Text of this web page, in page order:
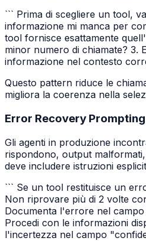
``` Prima di scegliere un tool,
informazione mi manca per
tool fornisce esattamente
minor numero di chiamate? 3.
informazione nel contesto
Questo pattern riduce le
migliora la coerenza nella
Error Recovery Prompting
Gli agenti in produzione
rispondono, output
deve includere istruzioni
``` Se un tool restituisce un
Non riprovare più di 2 volte
Documenta l'errore nel
Procedi con le informazioni
l'incertezza nel campo